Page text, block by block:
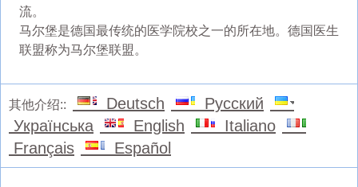
流。
马尔堡是德国最传统的医学院校之一的所在地。德国医生
联盟称为马尔堡联盟。
其他介绍:: Deutsch
Русский
Українська
English
Italiano
Français
Español